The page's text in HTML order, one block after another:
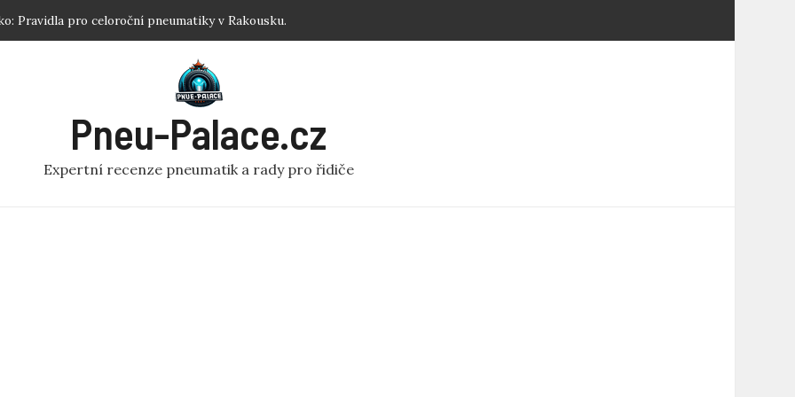
návod pro každého!
koloběžka: Efektivní Dofouknutí Pneumatiky na
Optimalizujte Výkon!
Pravidla pro celoroční pneumatiky v Rakousku.
Pneu-Palace.cz
Expertní recenze pneumatik a rady pro řidiče